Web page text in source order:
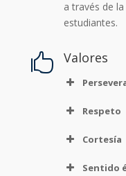
a través de
estudiantes.
 Valores
Respeto
Cortesía
Sentido